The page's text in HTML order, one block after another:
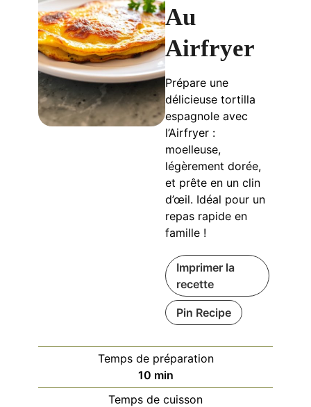
Au
Airfryer
Prépare une
délicieuse tortilla
espagnole avec
l’Airfryer :
moelleuse,
légèrement dorée,
et prête en un clin
d’œil. Idéal pour un
repas rapide en
famille !
Imprimer la
recette
Pin Recipe
Temps de préparation
10minutes
min
Temps de cuisson